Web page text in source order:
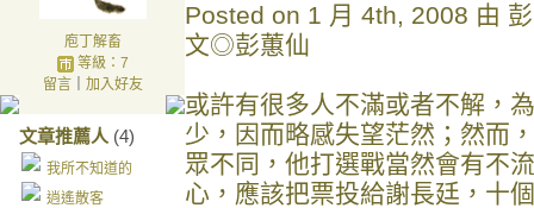
庖丁解畜
等級：7
留言｜ 加入好友
文章推薦人 (4)
我所不知道的
逍遙散客
Posted on 1 月 4th, 2008 由
文◎彭蕙仙
或許有很多人不滿或者不解，
少，因而略感失望茫然；然而
眾不同，他打選戰當然會有不
心，應該把票投給謝長廷，十